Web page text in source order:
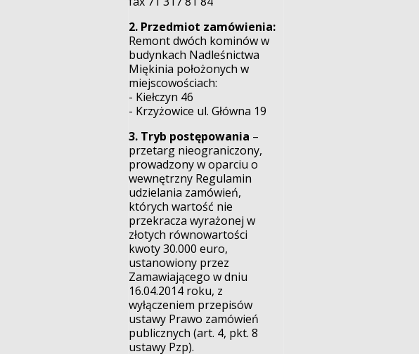
2. Przedmiot zamówienia:
Remont dwóch kominów w
budynkach Nadleśnictwa
Miękinia położonych w
miejscowościach:
- Kiełczyn 46
- Krzyżowice ul. Główna 19
3. Tryb postępowania –
przetarg nieograniczony,
prowadzony w oparciu o
wewnętrzny Regulamin
udzielania zamówień,
których wartość nie
przekracza wyrażonej w
złotych równowartości
kwoty 30.000 euro,
ustanowiony przez
Zamawiającego w dniu
16.04.2014 roku, z
wyłączeniem przepisów
ustawy Prawo zamówień
publicznych (art. 4, pkt. 8
ustawy Pzp).